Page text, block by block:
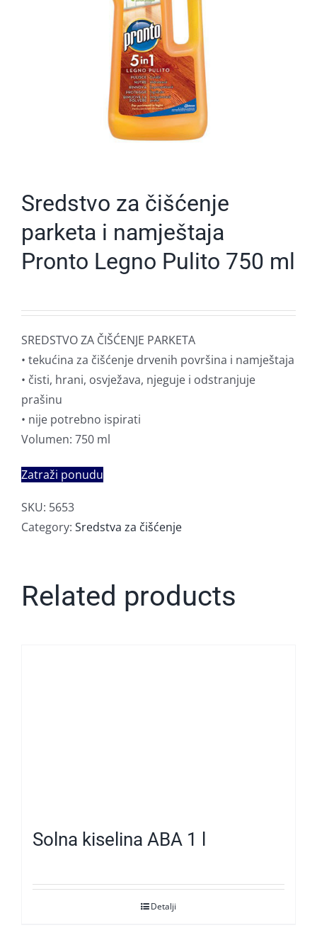
Sredstvo za čišćenje
parketa i namještaja
Pronto Legno Pulito 750 ml
SREDSTVO ZA ČIŠĆENJE PARKETA
• tekućina za čišćenje drvenih površina i namještaja
• čisti, hrani, osvježava, njeguje i odstranjuje
prašinu
• nije potrebno ispirati
Volumen: 750 ml
Zatraži ponudu
SKU: 5653
Category: Sredstva za čišćenje
Related products
Solna kiselina ABA 1 l
Detalji